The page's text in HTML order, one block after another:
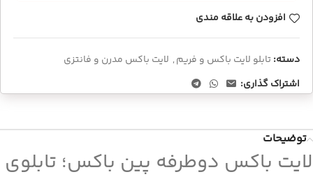
افزودن به علاقه مندی
دسته:تابلو لایت باکس و فریم, لایت باکس مدرن و فانتزی
اشتراک گذاری:
توضیحات
لایت باکس دوطرفه پین باکس؛ تابلوی